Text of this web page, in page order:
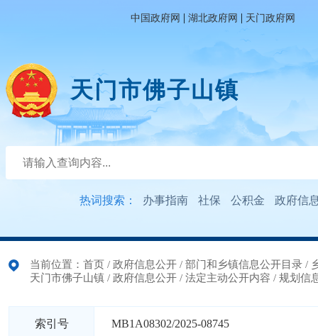
中国政府网 | 湖北政府网 | 天门政府网
天门市佛子山镇
热词搜索： 办事指南 社保 公积金 政府信
当前位置： 首页 / 政府信息公开 / 部门和乡镇信息公开目录 /
天门市佛子山镇 / 政府信息公开 / 法定主动公开内容 / 规划信
索引号 MB1A08302/2025-08745